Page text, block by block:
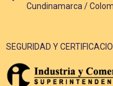
Cundinamarca /
SEGURIDAD Y